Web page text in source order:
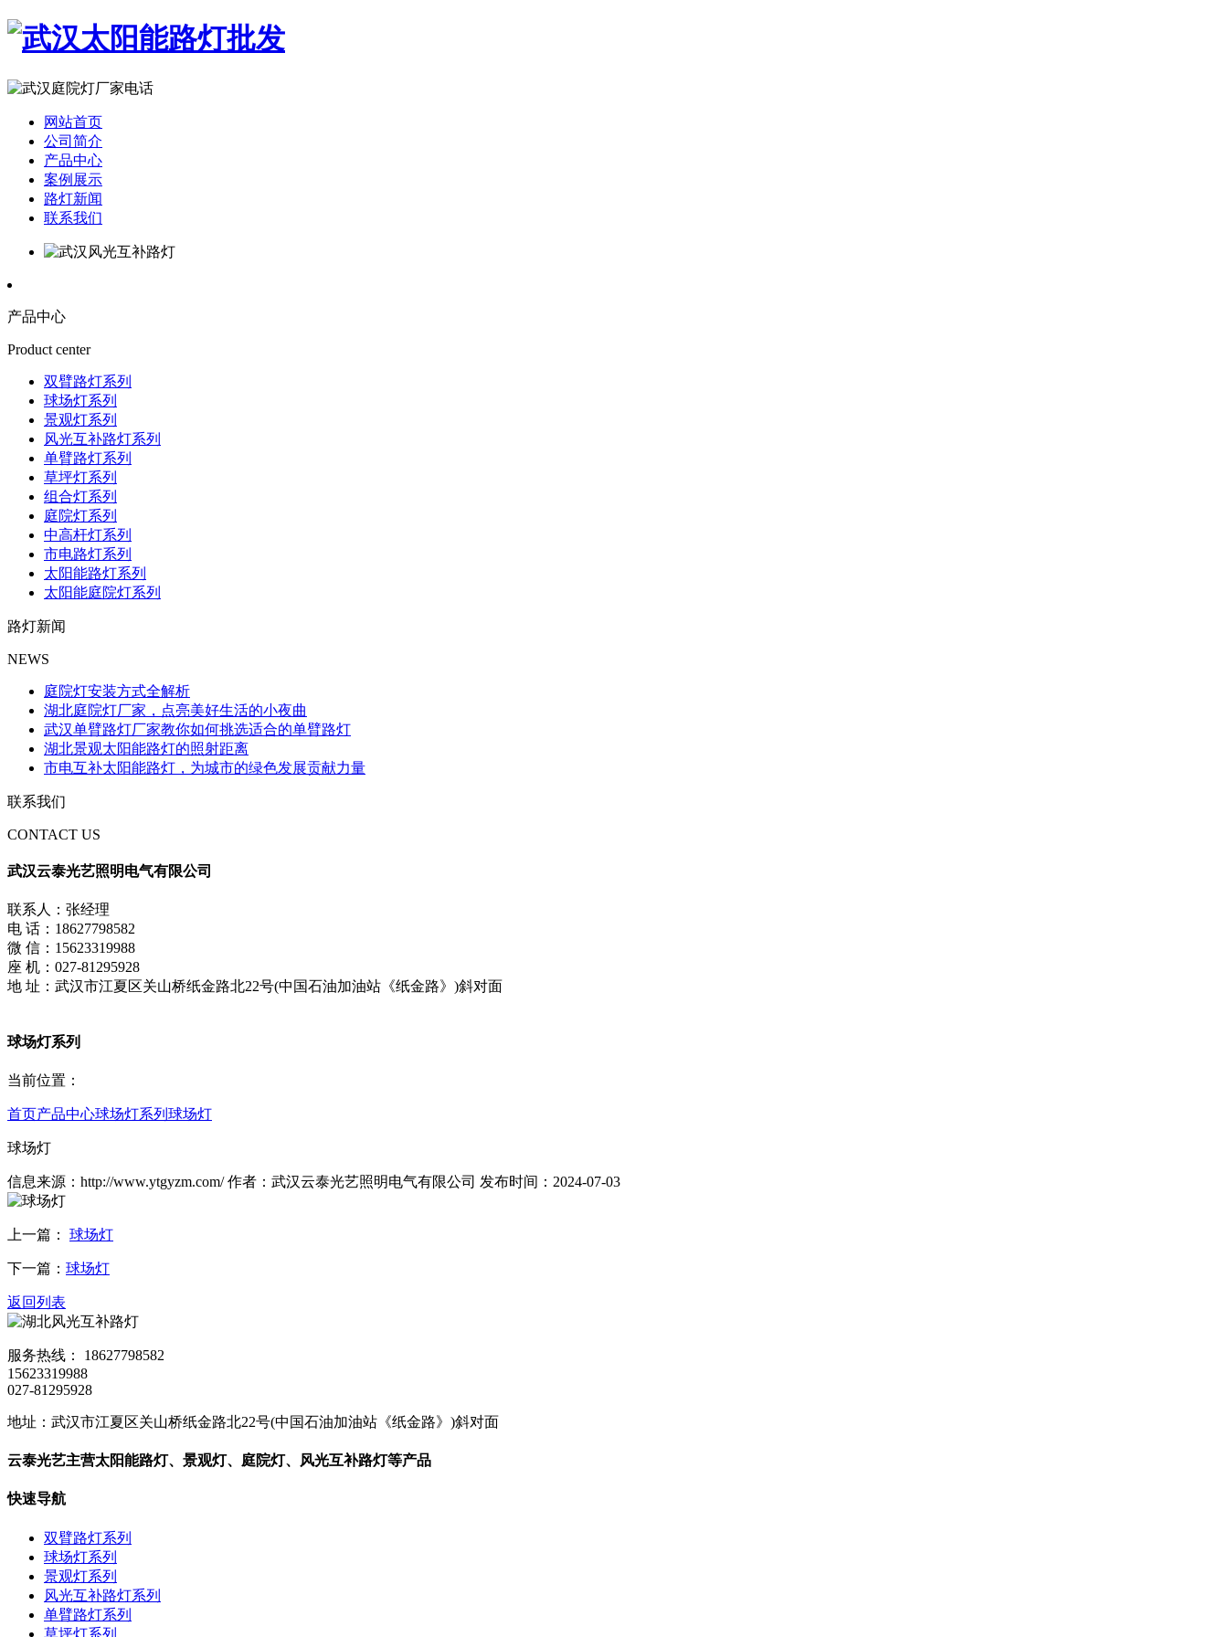
网站首页
公司简介
产品中心
案例展示
路灯新闻
联系我们
产品中心
Product center
双臂路灯系列
球场灯系列
景观灯系列
风光互补路灯系列
单臂路灯系列
草坪灯系列
组合灯系列
庭院灯系列
中高杆灯系列
市电路灯系列
太阳能路灯系列
太阳能庭院灯系列
路灯新闻
NEWS
庭院灯安装方式全解析
湖北庭院灯厂家，点亮美好生活的小夜曲
武汉单臂路灯厂家教你如何挑选适合的单臂路灯
湖北景观太阳能路灯的照射距离
市电互补太阳能路灯，为城市的绿色发展贡献力量
联系我们
CONTACT US
武汉云泰光艺照明电气有限公司
联系人：张经理
电 话：18627798582
微 信：15623319988
座 机：027-81295928
地 址：武汉市江夏区关山桥纸金路北22号(中国石油加油站《纸金路》)斜对面
球场灯系列
当前位置：
首页产品中心球场灯系列 球场灯
球场灯
信息来源：http://www.ytgyzm.com/ 作者：武汉云泰光艺照明电气有限公司 发布时间：2024-07-03
上一篇： 球场灯
下一篇： 球场灯
返回列表
服务热线： 18627798582
15623319988
027-81295928
地址：武汉市江夏区关山桥纸金路北22号(中国石油加油站《纸金路》)斜对面
云泰光艺主营太阳能路灯、 景观灯、庭院灯、风光互补路灯等产品
快速导航
双臂路灯系列
球场灯系列
景观灯系列
风光互补路灯系列
单臂路灯系列
草坪灯系列